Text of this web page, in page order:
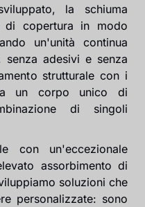
la schiuma
di copertura in modo
un'unità continua
senza adesivi e senza
strutturale con i
un corpo unico di
di singoli
con un'eccezionale
assorbimento di
soluzioni che
personalizzate: sono